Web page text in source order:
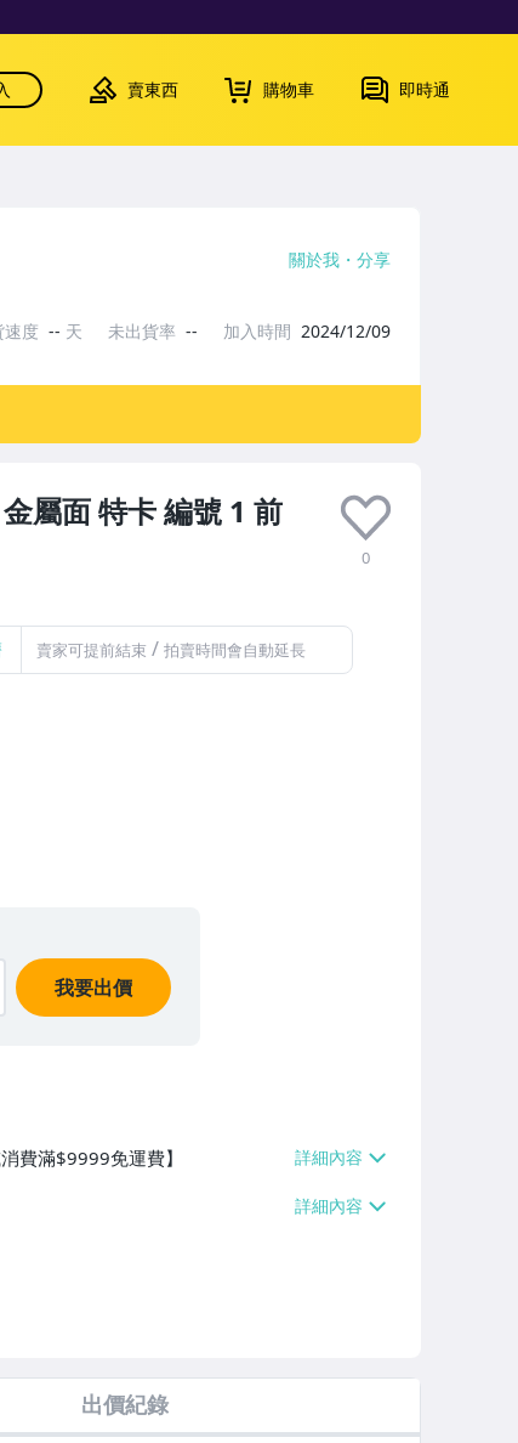
賣東西 購物車 即時通
屬面 特卡 編號 1 前
0
賣家可提前結束 / 拍賣時間會自動延長
我要出價
費滿$9999免運費】
關於我 分享
速度 -- 天 未出貨率 -- 加入時間 2024/12/09
出價紀錄